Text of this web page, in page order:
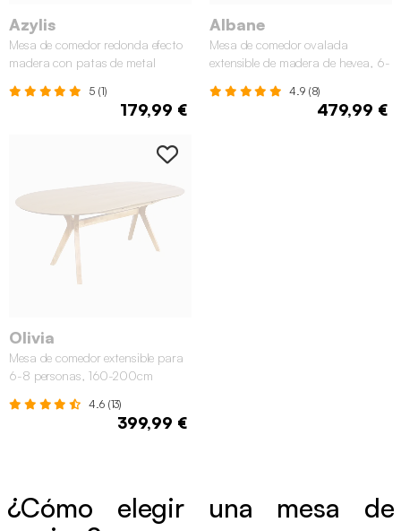
Azylis
Mesa de comedor redonda efecto
madera con patas de metal
5 (1)
179,99 €
Albane
Mesa de comedor ovalada
extensible de madera de hevea, 6-
4.9 (8)
479,99 €
Olivia
Mesa de comedor extensible para
6-8 personas, 160-200cm
4.6 (13)
399,99 €
¿Cómo elegir una mesa de